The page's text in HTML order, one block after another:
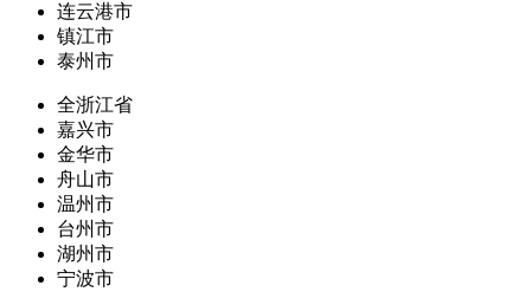
连云港市
镇江市
泰州市
全浙江省
嘉兴市
金华市
舟山市
温州市
台州市
湖州市
宁波市